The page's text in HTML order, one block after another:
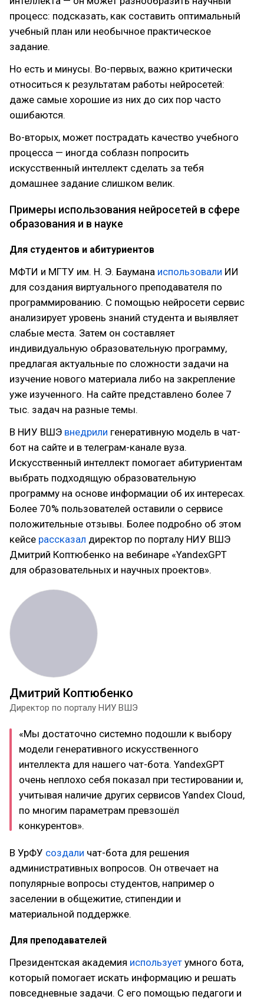
процесс: подсказать, как составить оптимальный
учебный план или необычное практическое
задание.
Но есть и минусы. Во-первых, важно критически
относиться к результатам работы нейросетей:
даже самые хорошие из них до сих пор часто
ошибаются.
Во-вторых, может пострадать качество учебного
процесса — иногда соблазн попросить
искусственный интеллект сделать за тебя
домашнее задание слишком велик.
Примеры использования нейросетей в сфере
образования и в науке
Для студентов и абитуриентов
МФТИ и МГТУ им. Н. Э. Баумана использовали ИИ
для создания виртуального преподавателя по
программированию. С помощью нейросети сервис
анализирует уровень знаний студента и выявляет
слабые места. Затем он составляет
индивидуальную образовательную программу,
предлагая актуальные по сложности задачи на
изучение нового материала либо на закрепление
уже изученного. На сайте представлено более 7
тыс. задач на разные темы.
В НИУ ВШЭ внедрили генеративную модель в чат-
бот на сайте и в телеграм-канале вуза.
Искусственный интеллект помогает абитуриентам
выбрать подходящую образовательную
программу на основе информации об их интересах.
Более 70% пользователей оставили о сервисе
положительные отзывы. Более подробно об этом
кейсе рассказал директор по порталу НИУ ВШЭ
Дмитрий Коптюбенко на вебинаре «YandexGPT
для образовательных и научных проектов».
Дмитрий Коптюбенко
Директор по порталу НИУ ВШЭ
«Мы достаточно системно подошли к выбору
модели генеративного искусственного
интеллекта для нашего чат-бота. YandexGPT
очень неплохо себя показал при тестировании и,
учитывая наличие других сервисов Yandex Cloud,
по многим параметрам превзошёл
конкурентов».
В УрФУ создали чат-бота для решения
административных вопросов. Он отвечает на
популярные вопросы студентов, например о
заселении в общежитие, стипендии и
материальной поддержке.
Для преподавателей
Президентская академия использует умного бота,
который помогает искать информацию и решать
повседневные задачи. С его помощью педагоги и